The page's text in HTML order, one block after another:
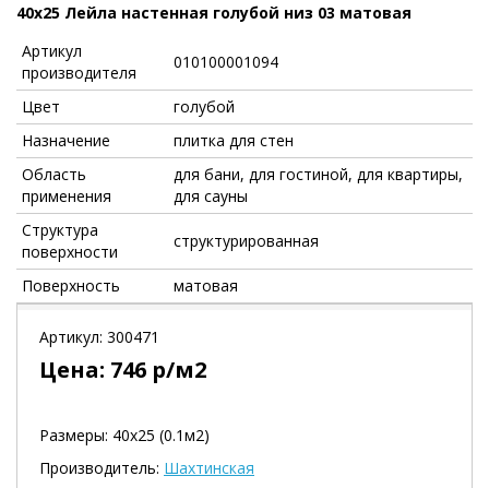
40x25 Лейла настенная голубой низ 03 матовая
Артикул
производителя
010100001094
Цвет
голубой
Назначение
плитка для стен
Область
применения
для бани, для гостиной, для квартиры,
для сауны
Структура
поверхности
структурированная
Поверхность матовая
Артикул: 300471
Цена: 746 р/м2
Размеры: 40х25 (0.1м2)
Производитель: Шахтинская